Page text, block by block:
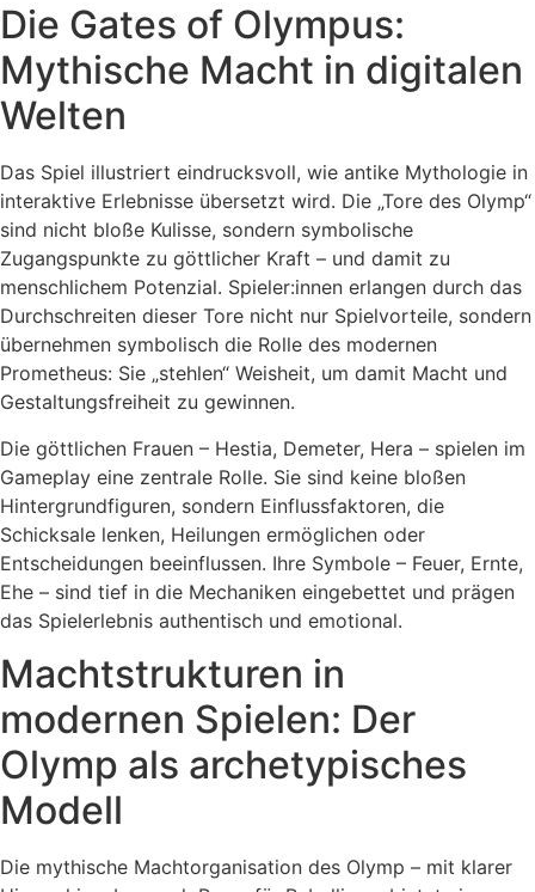
Die Gates of Olympus:
Mythische Macht in digitalen
Welten
Das Spiel illustriert eindrucksvoll, wie antike Mythologie in
interaktive Erlebnisse übersetzt wird. Die „Tore des Olymp“
sind nicht bloße Kulisse, sondern symbolische
Zugangspunkte zu göttlicher Kraft – und damit zu
menschlichem Potenzial. Spieler:innen erlangen durch das
Durchschreiten dieser Tore nicht nur Spielvorteile, sondern
übernehmen symbolisch die Rolle des modernen
Prometheus: Sie „stehlen“ Weisheit, um damit Macht und
Gestaltungsfreiheit zu gewinnen.
Die göttlichen Frauen – Hestia, Demeter, Hera – spielen im
Gameplay eine zentrale Rolle. Sie sind keine bloßen
Hintergrundfiguren, sondern Einflussfaktoren, die
Schicksale lenken, Heilungen ermöglichen oder
Entscheidungen beeinflussen. Ihre Symbole – Feuer, Ernte,
Ehe – sind tief in die Mechaniken eingebettet und prägen
das Spielerlebnis authentisch und emotional.
Machtstrukturen in
modernen Spielen: Der
Olymp als archetypisches
Modell
Die mythische Machtorganisation des Olymp – mit klarer